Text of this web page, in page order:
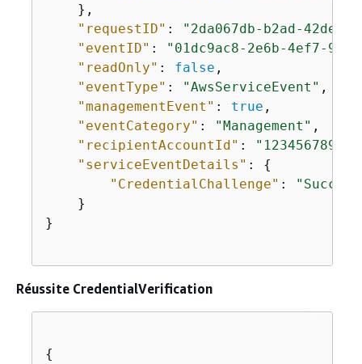
    },
"requestID" :
"2da067db-b2ad-42de-
"eventID" :
"01dc9ac8-2e6b-4ef7-
"readOnly" : false ,
"eventType" : "AwsServiceEvent" ,
"managementEvent" : true ,
"eventCategory" : "Management" ,
"recipientAccountId" :
"serviceEventDetails" : {
"CredentialChallenge" :
    }
}
Réussite CredentialVerification
{